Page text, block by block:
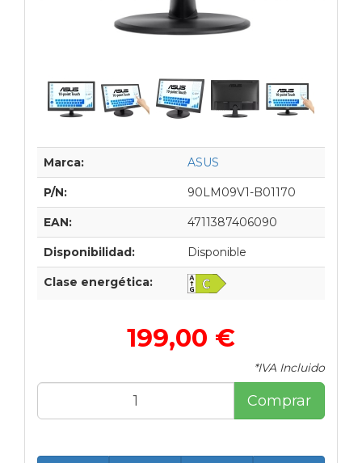
Marca: ASUS
P/N: 90LM09V1-B01170
EAN: 4711387406090
Disponibilidad: Disponible
Clase energética:
199,00 €
*IVA Incluido
Comprar